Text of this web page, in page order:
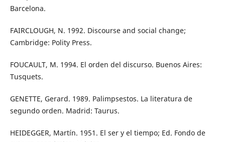
Barcelona.
FAIRCLOUGH, N. 1992. Discourse and social change;
Cambridge: Polity Press.
FOUCAULT, M. 1994. El orden del discurso. Buenos Aires:
Tusquets.
GENETTE, Gerard. 1989. Palimpsestos. La literatura de
segundo orden. Madrid: Taurus.
HEIDEGGER, Martín. 1951. El ser y el tiempo; Ed. Fondo de